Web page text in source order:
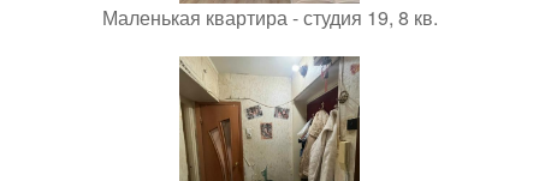
Маленькая квартира - студия 19, 8 кв.